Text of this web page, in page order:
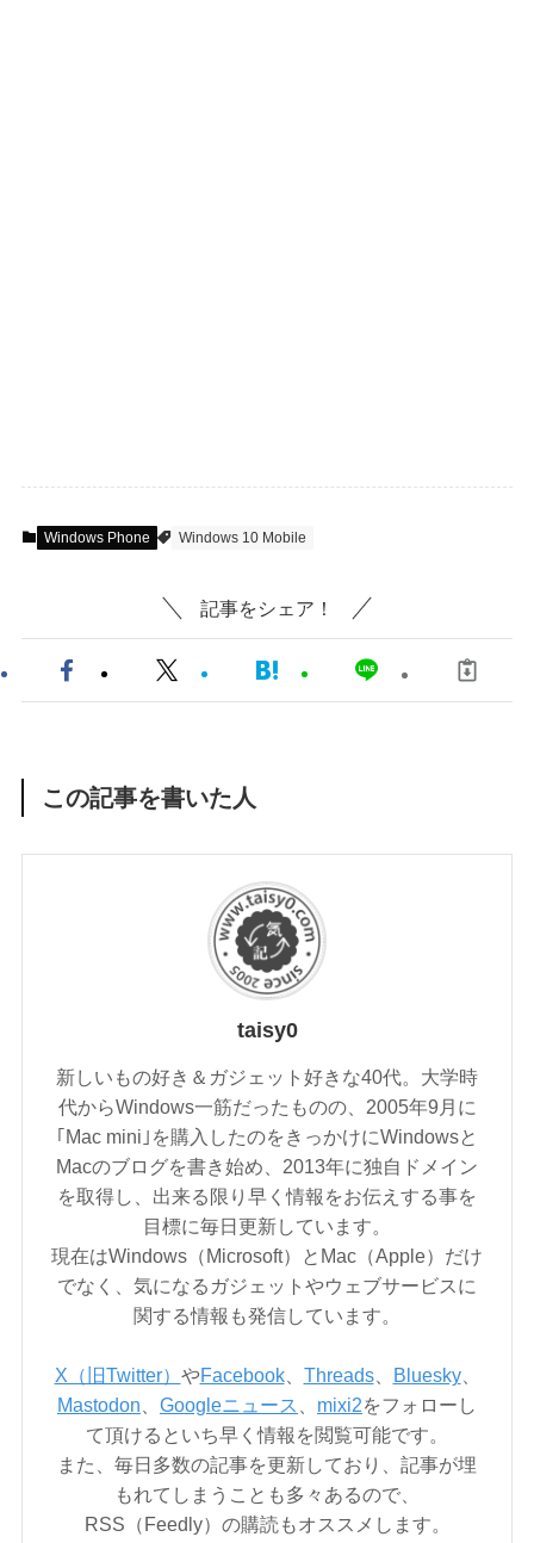
Windows Phone Windows 10 Mobile
記事をシェア！
この記事を書いた人
taisy0
新しいもの好き＆ガジェット好きな40代。大学時
代からWindows一筋だったものの、2005年9月に
｢Mac mini｣を購入したのをきっかけにWindowsと
Macのブログを書き始め、2013年に独自ドメイン
を取得し、出来る限り早く情報をお伝えする事を
目標に毎日更新しています。
現在はWindows（Microsoft）とMac（Apple）だけ
でなく、気になるガジェットやウェブサービスに
関する情報も発信しています。
X（旧Twitter） やFacebook、 Threads、 Bluesky、
Mastodon
Googleニュース mixi2をフォローし
て頂けるといち早く情報を閲覧可能です。
また、毎日多数の記事を更新しており、記事が埋
もれてしまうことも多々あるので、
RSS（Feedly）の購読もオススメします。